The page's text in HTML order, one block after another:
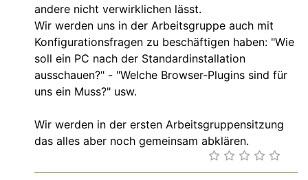
andere nicht verwirklichen lässt.
Wir werden uns in der Arbeitsgruppe auch mit
Konfigurationsfragen zu beschäftigen haben: "Wie
soll ein PC nach der Standardinstallation
ausschauen?" - "Welche Browser-Plugins sind für
uns ein Muss?" usw.
Wir werden in der ersten Arbeitsgruppensitzung
das alles aber noch gemeinsam abklären.